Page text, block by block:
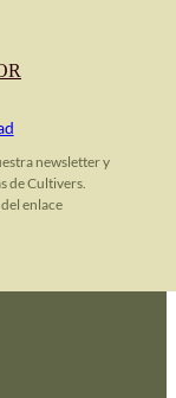
newsletter y
de Cultivers.
enlace